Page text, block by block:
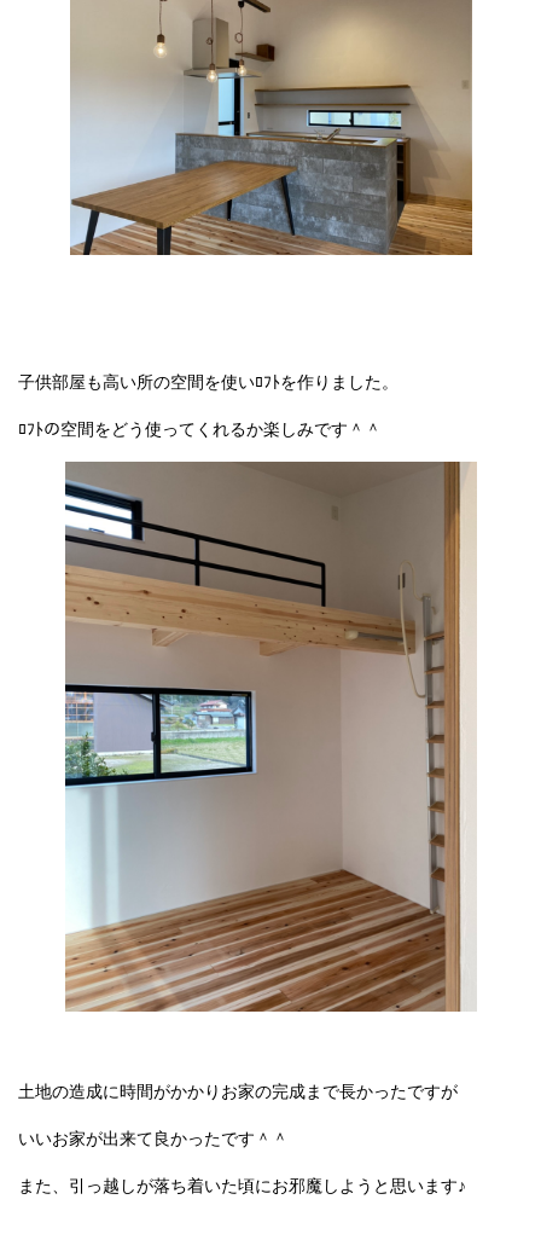
子供部屋も高い所の空間を使いﾛﾌﾄを作りました。
ﾛﾌﾄの空間をどう使ってくれるか楽しみです＾＾
土地の造成に時間がかかりお家の完成まで長かったですが
いいお家が出来て良かったです＾＾
また、引っ越しが落ち着いた頃にお邪魔しようと思います♪